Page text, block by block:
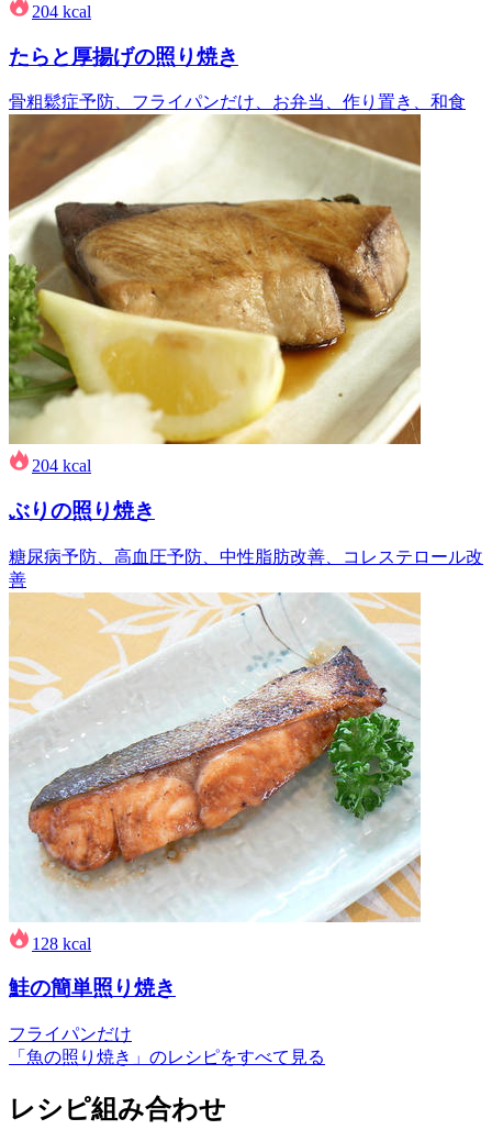
204 kcal
たらと厚揚げの照り焼き
骨粗鬆症予防、フライパンだけ、お弁当、作り置き、和食
204 kcal
ぶりの照り焼き
糖尿病予防、高血圧予防、中性脂肪改善、コレステロール改
善
128 kcal
鮭の簡単照り焼き
フライパンだけ
「魚の照り焼き」のレシピをすべて見る
レシピ組み合わせ